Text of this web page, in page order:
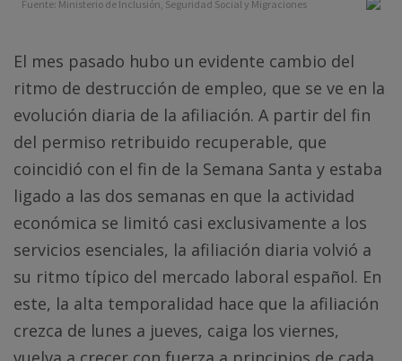
El mes pasado hubo un evidente cambio del
ritmo de destrucción de empleo, que se ve en la
evolución diaria de la afiliación. A partir del fin
del permiso retribuido recuperable, que
coincidió con el fin de la Semana Santa y estaba
ligado a las dos semanas en que la actividad
económica se limitó casi exclusivamente a los
servicios esenciales, la afiliación diaria volvió a
su ritmo típico del mercado laboral español. En
este, la alta temporalidad hace que la afiliación
crezca de lunes a jueves, caiga los viernes,